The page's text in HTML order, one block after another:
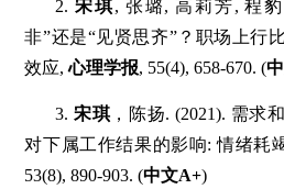
2.宋琪, 张璐, 高莉芳, 程豹
非”还是“见贤思齐”？职场上行
效应,心理学报, 55(4), 658-670. (
3.宋琪，陈扬. (2021). 需求
对下属工作结果的影响: 情绪耗
53(8), 890-903. (中文A+)